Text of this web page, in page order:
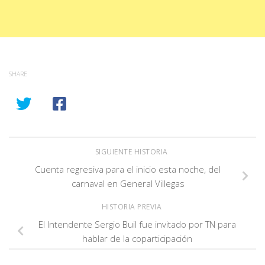
SHARE
SIGUIENTE HISTORIA
Cuenta regresiva para el inicio esta noche, del
carnaval en General Villegas
HISTORIA PREVIA
El Intendente Sergio Buil fue invitado por TN para
hablar de la coparticipación